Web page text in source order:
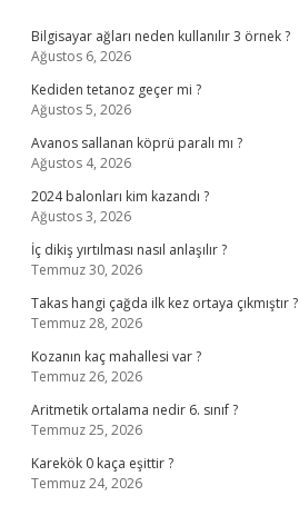
Bilgisayar ağları neden kullanılır 3 örnek ?
Ağustos 6, 2026
Kediden tetanoz geçer mi ?
Ağustos 5, 2026
Avanos sallanan köprü paralı mı ?
Ağustos 4, 2026
2024 balonları kim kazandı ?
Ağustos 3, 2026
İç dikiş yırtılması nasıl anlaşılır ?
Temmuz 30, 2026
Takas hangi çağda ilk kez ortaya çıkmıştır ?
Temmuz 28, 2026
Kozanın kaç mahallesi var ?
Temmuz 26, 2026
Aritmetik ortalama nedir 6. sınıf ?
Temmuz 25, 2026
Karekök 0 kaça eşittir ?
Temmuz 24, 2026